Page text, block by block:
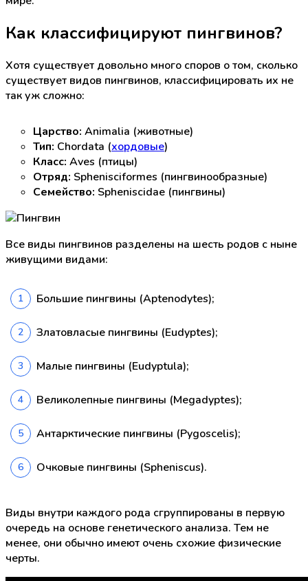
Как классифицируют пингвинов?
Хотя существует довольно много споров о том, сколько
существует видов пингвинов, классифицировать их не
так уж сложно:
Царство: Animalia (животные)
Тип: Chordata (хордовые)
Класс: Aves (птицы)
Отряд: Sphenisciformes (пингвинообразные)
Семейство: Spheniscidae (пингвины)
Все виды пингвинов разделены на шесть родов с ныне
живущими видами:
Большие пингвины (Aptenodytes);
Златовласые пингвины (Eudyptes);
Малые пингвины (Eudyptula);
Великолепные пингвины (Megadyptes);
Антарктические пингвины (Pygoscelis);
Очковые пингвины (Spheniscus).
Виды внутри каждого рода сгруппированы в первую
очередь на основе генетического анализа. Тем не
менее, они обычно имеют очень схожие физические
черты.